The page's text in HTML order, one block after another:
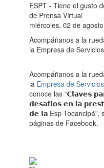
ESPT - Tiene el gusto
de Prensa Virtual
miércoles, 02 de
Acompáñanos a la
la Empresa de
Acompáñanos a la
la Empresa de
conoce las "𝗖𝗹𝗮𝘃𝗲𝘀
𝗱𝗲𝘀𝗮𝗳𝗶́𝗼𝘀 𝗲𝗻 𝗹𝗮
𝗱𝗲 𝗹𝗮 Esp Tocancipá",
páginas de Facebook.